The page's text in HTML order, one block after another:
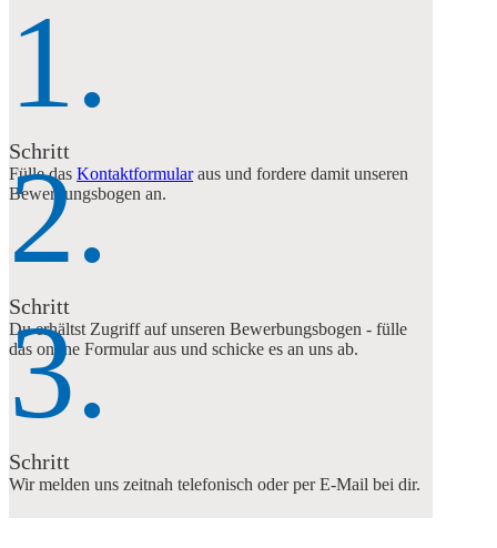
1.
Schritt
Fülle das Kontaktformularaus und fordere damit unseren
Bewerbungsbogen an.
2.
Schritt
Du erhältst Zugriff auf unseren Bewerbungsbogen - fülle
das online Formular aus und schicke es an uns ab.
3.
Schritt
Wir melden uns zeitnah telefonisch oder per E-Mail bei dir.